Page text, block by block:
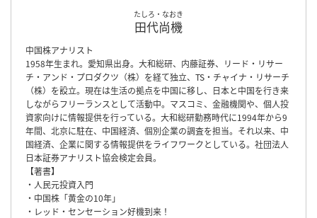
たしろ・なおき
田代尚機
中国株アナリスト
1958年生まれ。愛知県出身。大和総研、内藤証券、リード・リサー
チ・アンド・プロダクツ（株）を経て独立、TS・チャイナ・リサーチ
（株）を設立。現在は生活の拠点を中国に移し、日本と中国を行き来
しながらフリーランスとして活動中。マスコミ、金融機関や、個人投
資家向けに情報提供を行っている。大和総研勤務時代に1994年から9
年間、北京に駐在、中国経済、個別企業の調査を担当。それ以来、中
国経済、企業に関する情報提供をライフワークとしている。社団法人
日本証券アナリスト協会検定会員。
【著書】
・人民元投資入門
・中国株「黄金の10年」
・レッド・センセーション好機到来！